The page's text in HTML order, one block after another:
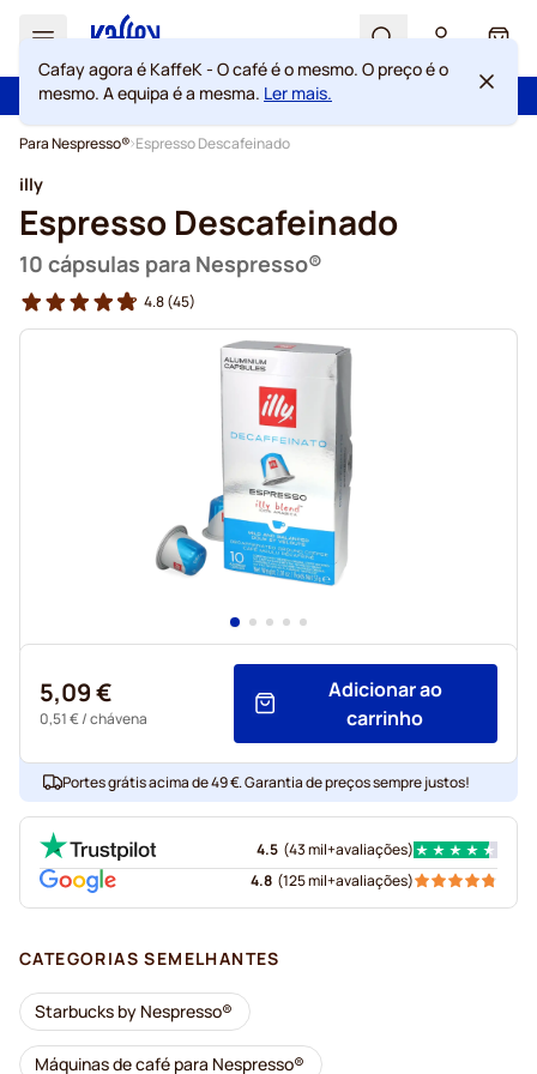
Ir para o Conteúdo
Search Cart
Portes grátis acima de 49 €
100 dias de direito de rescisão
Cafay agora é KaffeK - O café é o mesmo. O preço é o
mesmo. A equipa é a mesma. Ler mais.
Para Nespresso® Espresso Descafeinado
illy
Espresso Descafeinado
10 cápsulas para Nespresso®
4.8(45)
5,09 €
0,51 €/ chávena
Adicionar ao
carrinho
Portes grátis acima de 49 €. Garantia de preços sempre justos!
4.5 (43 mil+avaliações)
4.8 (125 mil+avaliações)
CATEGORIAS SEMELHANTES
Starbucks by Nespresso®
Máquinas de café para Nespresso®